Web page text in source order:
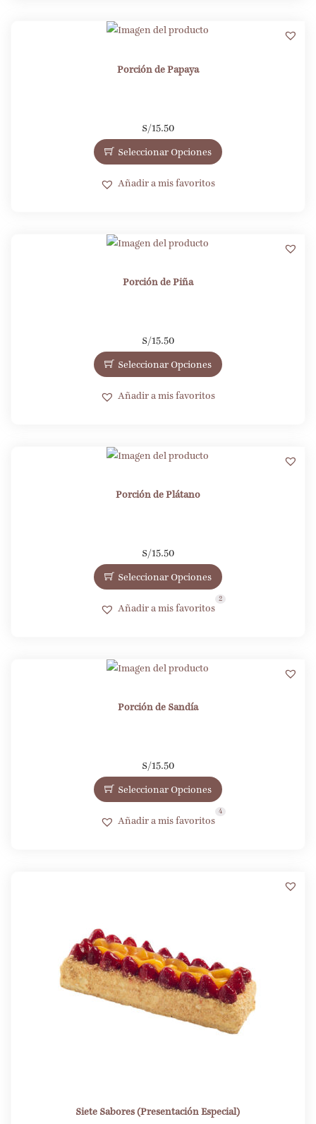
Porción de Papaya
S/15.50
Seleccionar Opciones
Añadir a mis favoritos
Porción de Piña
S/15.50
Seleccionar Opciones
Añadir a mis favoritos
Porción de Plátano
S/15.50
Seleccionar Opciones
Añadir a mis favoritos
2
Porción de Sandía
S/15.50
Seleccionar Opciones
Añadir a mis favoritos
4
Siete Sabores (Presentación Especial)